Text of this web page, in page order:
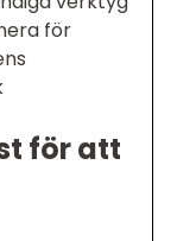
för
för att